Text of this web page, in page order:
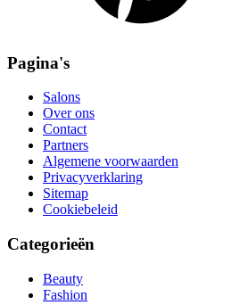
Pagina's
Salons
Over ons
Contact
Partners
Algemene voorwaarden
Privacyverklaring
Sitemap
Cookiebeleid
Categorieën
Beauty
Fashion